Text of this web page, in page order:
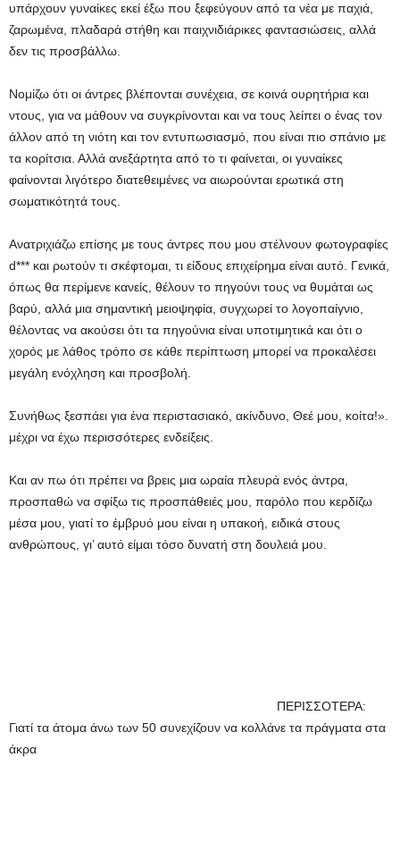
υπάρχουν γυναίκες εκεί έξω που ξεφεύγουν από τα νέα με παχιά,
ζαρωμένα, πλαδαρά στήθη και παιχνιδιάρικες φαντασιώσεις, αλλά
δεν τις προσβάλλω.
Νομίζω ότι οι άντρες βλέπονται συνέχεια, σε κοινά ουρητήρια και
ντους, για να μάθουν να συγκρίνονται και να τους λείπει ο ένας τον
άλλον από τη νιότη και τον εντυπωσιασμό, που είναι πιο σπάνιο με
τα κορίτσια. Αλλά ανεξάρτητα από το τι φαίνεται, οι γυναίκες
φαίνονται λιγότερο διατεθειμένες να αιωρούνται ερωτικά στη
σωματικότητά τους.
Ανατριχιάζω επίσης με τους άντρες που μου στέλνουν φωτογραφίες
d*** και ρωτούν τι σκέφτομαι, τι είδους επιχείρημα είναι αυτό. Γενικά,
όπως θα περίμενε κανείς, θέλουν το πηγούνι τους να θυμάται ως
βαρύ, αλλά μια σημαντική μειοψηφία, συγχωρεί το λογοπαίγνιο,
θέλοντας να ακούσει ότι τα πηγούνια είναι υποτιμητικά και ότι ο
χορός με λάθος τρόπο σε κάθε περίπτωση μπορεί να προκαλέσει
μεγάλη ενόχληση και προσβολή.
Συνήθως ξεσπάει για ένα περιστασιακό, ακίνδυνο, Θεέ μου, κοίτα!».
μέχρι να έχω περισσότερες ενδείξεις.
Και αν πω ότι πρέπει να βρεις μια ωραία πλευρά ενός άντρα,
προσπαθώ να σφίξω τις προσπάθειές μου, παρόλο που κερδίζω
μέσα μου, γιατί το έμβρυό μου είναι η υπακοή, ειδικά στους
ανθρώπους, γι’ αυτό είμαι τόσο δυνατή στη δουλειά μου.
ΠΕΡΙΣΣΟΤΕΡΑ:
Γιατί τα άτομα άνω των 50 συνεχίζουν να κολλάνε τα πράγματα στα
άκρα